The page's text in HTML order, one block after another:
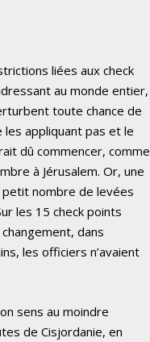
liées aux check
au monde entier,
toute chance de
les appliquant pas et le
dû commencer, comme
à Jérusalem. Or, une
nombre de levées
les 15 check points
dans
les officiers n’avaient
sens au moindre
de Cisjordanie, en